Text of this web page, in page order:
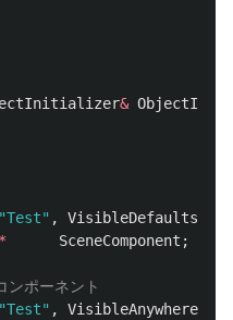
&
"Test" ,
VisibleDefaultsOnly
* SceneComponent ;
ポーネント
"Test" , VisibleAnywhere